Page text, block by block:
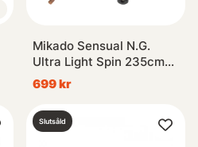
Mikado Sensual N.G.
Ultra Light Spin 235cm
7'8'' 2-14g Combo
699 kr
Slutsåld